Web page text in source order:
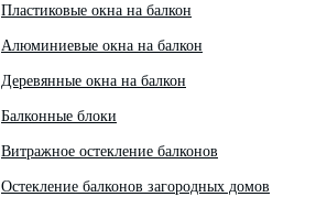
Пластиковые окна на балкон
Алюминиевые окна на балкон
Деревянные окна на балкон
Балконные блоки
Витражное остекление балконов
Остекление балконов загородных домов